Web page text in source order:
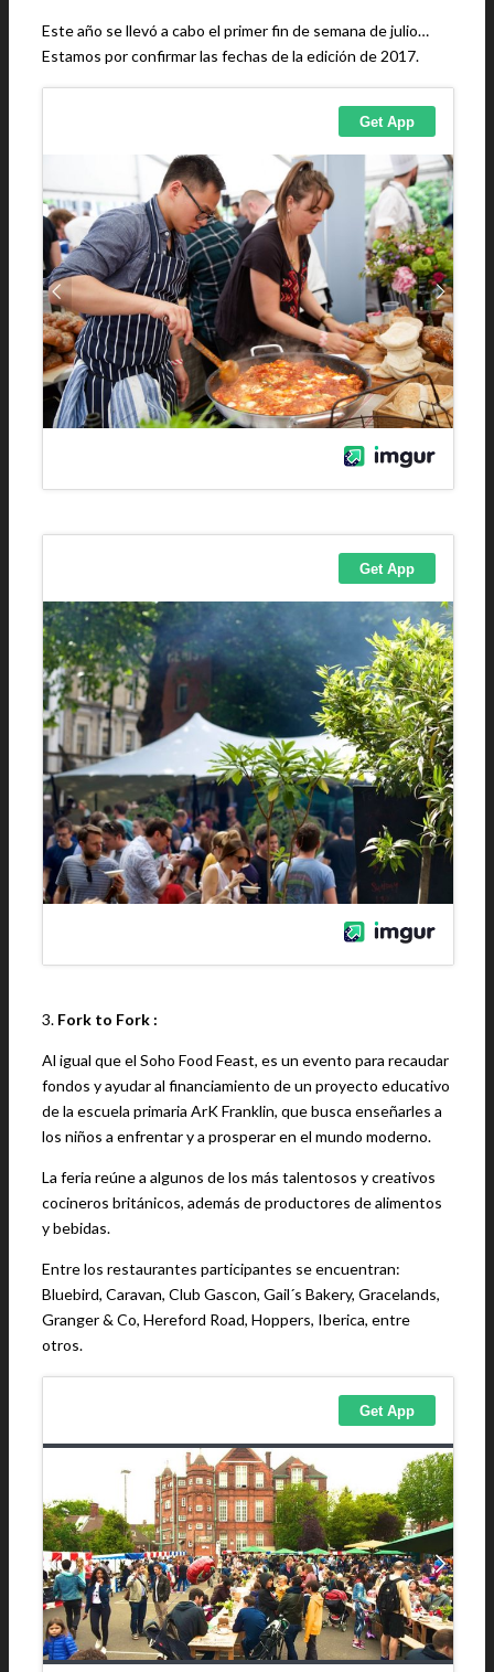
Este año se llevó a cabo el primer fin de semana de julio…
Estamos por confirmar las fechas de la edición de 2017.
3. Fork to Fork :
Al igual que el Soho Food Feast, es un evento para recaudar
fondos y ayudar al financiamiento de un proyecto educativo
de la escuela primaria ArK Franklin, que busca enseñarles a
los niños a enfrentar y a prosperar en el mundo moderno.
La feria reúne a algunos de los más talentosos y creativos
cocineros británicos, además de productores de alimentos
y bebidas.
Entre los restaurantes participantes se encuentran:
Bluebird, Caravan, Club Gascon, Gail´s Bakery, Gracelands,
Granger & Co, Hereford Road, Hoppers, Iberica, entre
otros.